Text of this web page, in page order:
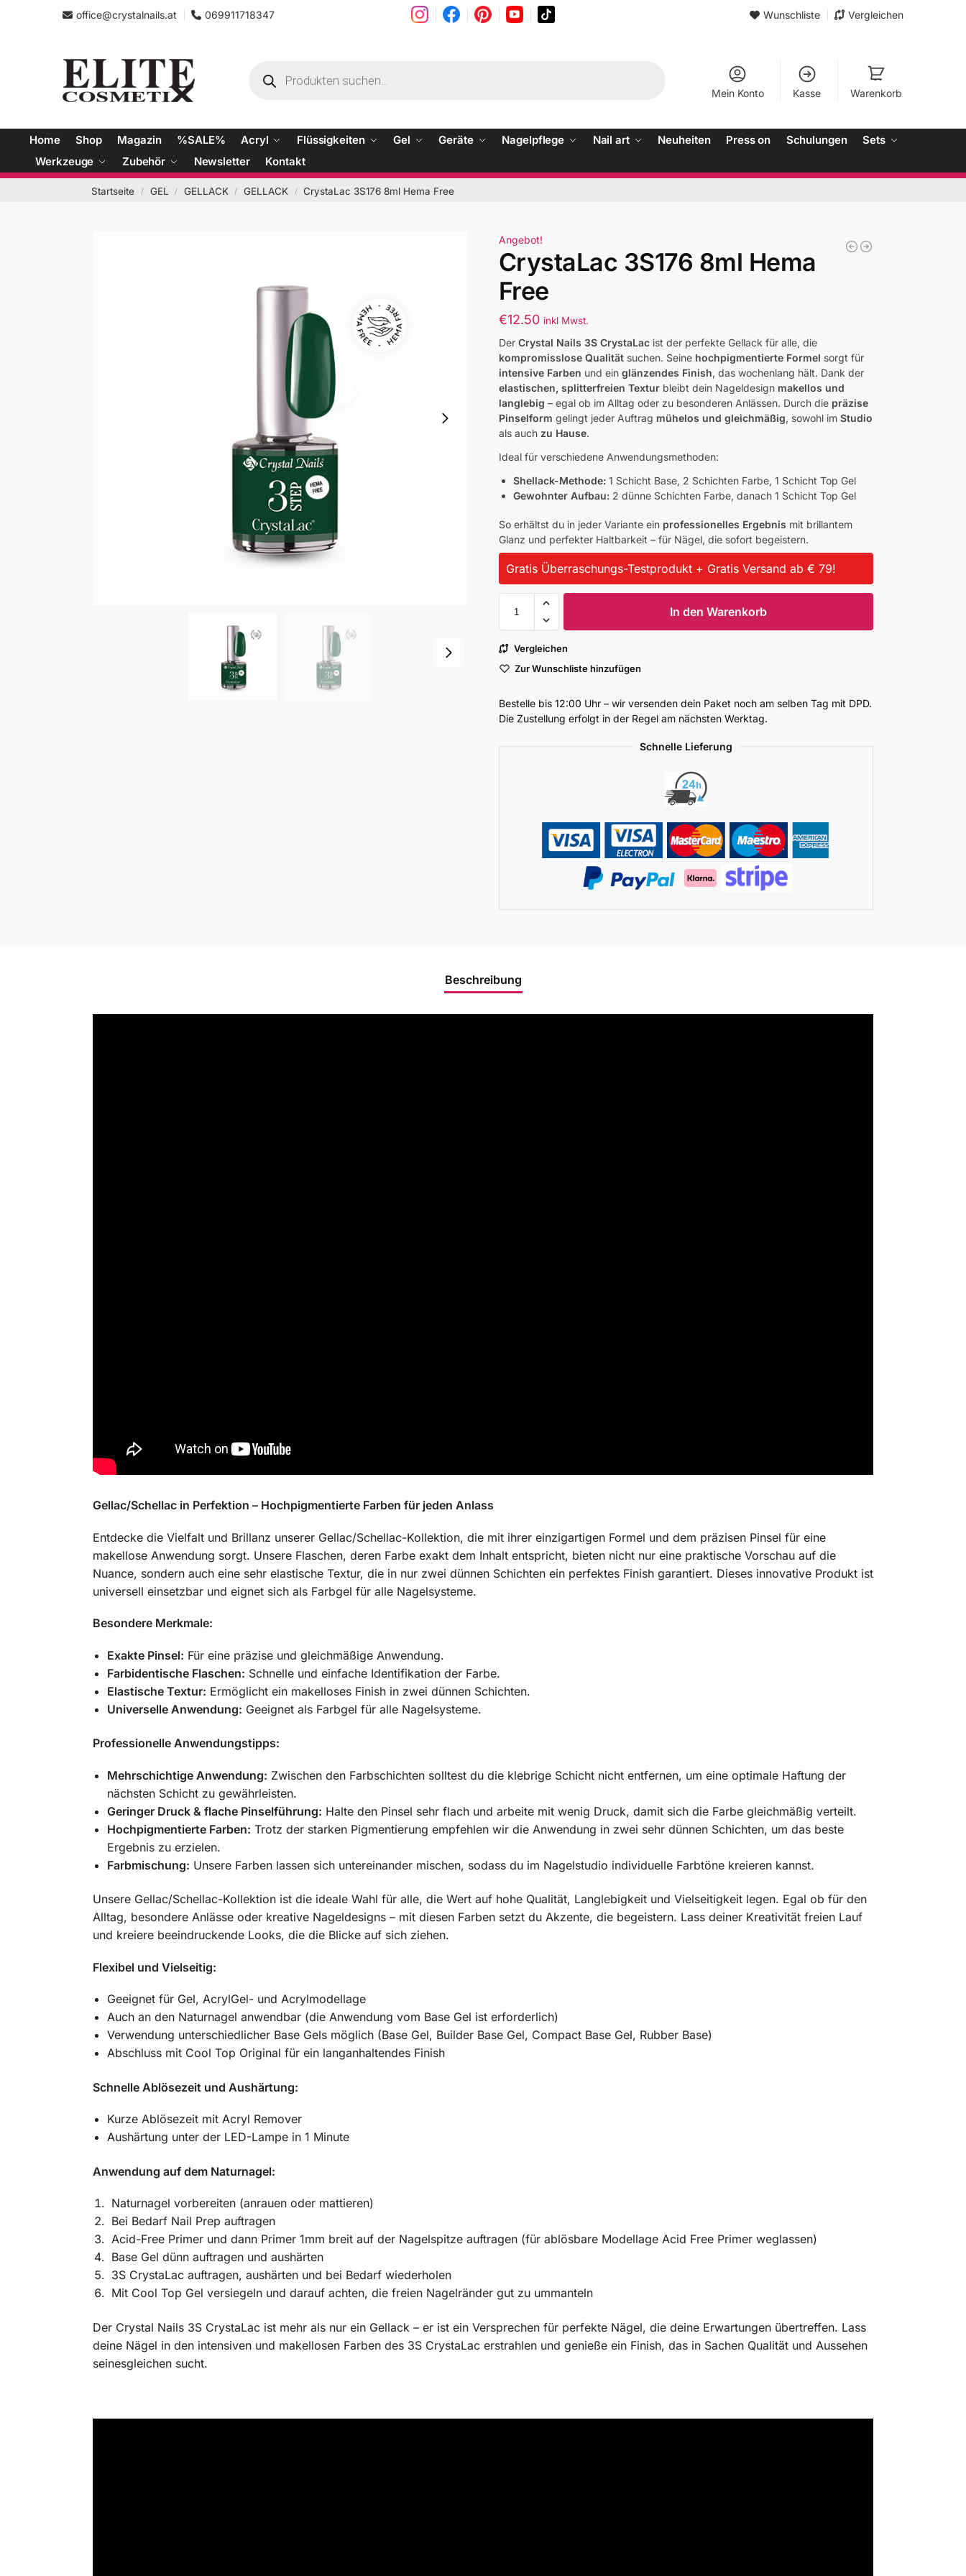
office@crystalnails.at 069911718347 Wunschliste Vergleichen
Mein Konto Kasse Warenkorb
Home Shop Magazin %SALE% Acryl Flüssigkeiten Gel Geräte Nagelpflege Nail art Neuheiten Press on Schulungen
Sets
Werkzeuge
Zubehör Newsletter Kontakt
Startseite / GEL / GELLACK / GELLACK / CrystaLac 3S176 8ml Hema Free
Angebot!
CrystaLac 3S176 8ml Hema
Free
€12.50 inkl Mwst.
Der Crystal Nails 3S CrystaLacist der perfekte Gellack für alle, die
kompromisslose Qualitätsuchen. Seine hochpigmentierte Formel sorgt für
intensive Farben und ein glänzendes Finish, das wochenlang hält. Dank der
elastischen, splitterfreien Texturbleibt dein Nageldesign makellos und
langlebig – egal ob im Alltag oder zu besonderen Anlässen. Durch die präzise
Pinselform gelingt jeder Auftrag mühelos und gleichmäßig, sowohl im Studio
als auch zu Hause.
Ideal für verschiedene Anwendungsmethoden:
Shellack-Methode:1 Schicht Base, 2 Schichten Farbe, 1 Schicht Top Gel
Gewohnter Aufbau:2 dünne Schichten Farbe, danach 1 Schicht Top Gel
So erhältst du in jeder Variante ein professionelles Ergebnis mit brillantem
Glanz und perfekter Haltbarkeit – für Nägel, die sofort begeistern.
Gratis Überraschungs-Testprodukt + Gratis Versand ab € 79!
In den Warenkorb
Vergleichen
Zur Wunschliste hinzufügen
Bestelle bis 12:00 Uhr – wir versenden dein Paket noch am selben Tag mit DPD.
Die Zustellung erfolgt in der Regel am nächsten Werktag.
Schnelle Lieferung
Beschreibung
Gellac/Schellac in Perfektion – Hochpigmentierte Farben für jeden Anlass
Entdecke die Vielfalt und Brillanz unserer Gellac/Schellac-Kollektion, die mit ihrer einzigartigen Formel und dem präzisen Pinsel für eine
makellose Anwendung sorgt. Unsere Flaschen, deren Farbe exakt dem Inhalt entspricht, bieten nicht nur eine praktische Vorschau auf die
Nuance, sondern auch eine sehr elastische Textur, die in nur zwei dünnen Schichten ein perfektes Finish garantiert. Dieses innovative Produkt ist
universell einsetzbar und eignet sich als Farbgel für alle Nagelsysteme.
Besondere Merkmale:
Exakte Pinsel: Für eine präzise und gleichmäßige Anwendung.
Farbidentische Flaschen: Schnelle und einfache Identifikation der Farbe.
Elastische Textur: Ermöglicht ein makelloses Finish in zwei dünnen Schichten.
Universelle Anwendung: Geeignet als Farbgel für alle Nagelsysteme.
Professionelle Anwendungstipps:
Mehrschichtige Anwendung: Zwischen den Farbschichten solltest du die klebrige Schicht nicht entfernen, um eine optimale Haftung der
nächsten Schicht zu gewährleisten.
Geringer Druck & flache Pinselführung: Halte den Pinsel sehr flach und arbeite mit wenig Druck, damit sich die Farbe gleichmäßig verteilt.
Hochpigmentierte Farben: Trotz der starken Pigmentierung empfehlen wir die Anwendung in zwei sehr dünnen Schichten, um das beste
Ergebnis zu erzielen.
Farbmischung: Unsere Farben lassen sich untereinander mischen, sodass du im Nagelstudio individuelle Farbtöne kreieren kannst.
Unsere Gellac/Schellac-Kollektion ist die ideale Wahl für alle, die Wert auf hohe Qualität, Langlebigkeit und Vielseitigkeit legen. Egal ob für den
Alltag, besondere Anlässe oder kreative Nageldesigns – mit diesen Farben setzt du Akzente, die begeistern. Lass deiner Kreativität freien Lauf
und kreiere beeindruckende Looks, die die Blicke auf sich ziehen.
Flexibel und Vielseitig:
Geeignet für Gel, AcrylGel- und Acrylmodellage
Auch an den Naturnagel anwendbar (die Anwendung vom Base Gel ist erforderlich)
Verwendung unterschiedlicher Base Gels möglich (Base Gel, Builder Base Gel, Compact Base Gel, Rubber Base)
Abschluss mit Cool Top Original für ein langanhaltendes Finish
Schnelle Ablösezeit und Aushärtung:
Kurze Ablösezeit mit Acryl Remover
Aushärtung unter der LED-Lampe in 1 Minute
Anwendung auf dem Naturnagel:
Naturnagel vorbereiten (anrauen oder mattieren)
Bei Bedarf Nail Prep auftragen
Acid-Free Primer und dann Primer 1mm breit auf der Nagelspitze auftragen (für ablösbare Modellage Acid Free Primer weglassen)
Base Gel dünn auftragen und aushärten
3S CrystaLac auftragen, aushärten und bei Bedarf wiederholen
Mit Cool Top Gel versiegeln und darauf achten, die freien Nagelränder gut zu ummanteln
Der Crystal Nails 3S CrystaLac ist mehr als nur ein Gellack – er ist ein Versprechen für perfekte Nägel, die deine Erwartungen übertreffen. Lass
deine Nägel in den intensiven und makellosen Farben des 3S CrystaLac erstrahlen und genieße ein Finish, das in Sachen Qualität und Aussehen
seinesgleichen sucht.